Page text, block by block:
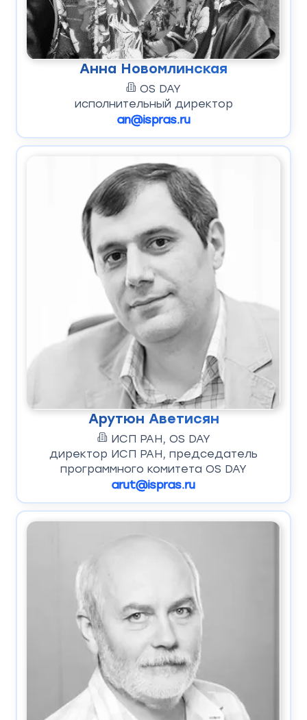
Анна Новомлинская
OS DAY
исполнительный директор
an@ispras.ru
Арутюн Аветисян
ИСП РАН, OS DAY
директор ИСП РАН, председатель
программного комитета OS DAY
arut@ispras.ru